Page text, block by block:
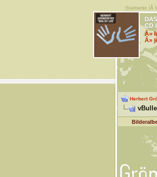
Startseite |Â
CD
Â»
Â»
Herbert